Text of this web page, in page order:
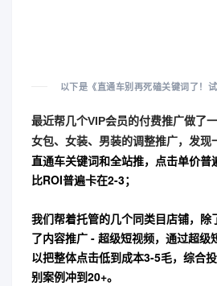
以下是《直通车别再死磕关键词了！
最近帮几个VIP会员的付费推广做了
女包、女装、男装的调整推广，发现
直通车关键词和全站推，点击单价普
比ROI普遍卡在2-3；
我们帮着托管的几个同类目店铺，除
了内容推广 - 超级短视频，通过超级
以把整体点击低到成本3-5毛，综合
别案例冲到20+。